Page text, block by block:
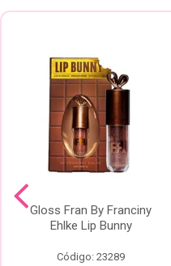
Gloss Fran By Franciny
Ehlke Lip Bunny
Código: 23289